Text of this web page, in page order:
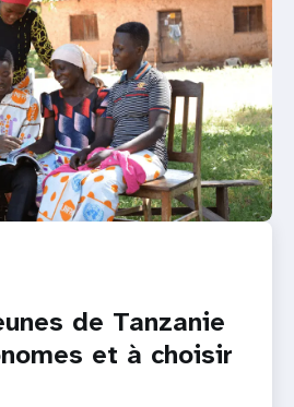
de Tanzanie
et à choisir